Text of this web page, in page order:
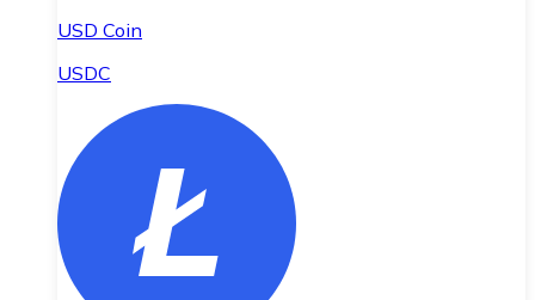
USD Coin
USDC